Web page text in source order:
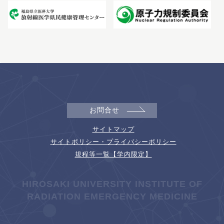
お問合せ
サイトマップ
サイトポリシー・プライバシーポリシー
規程等一覧【学内限定】
HIROSAKI UNIVERSITY INSTITUTE OF
RADIATION EMERGENCY MEDICINE